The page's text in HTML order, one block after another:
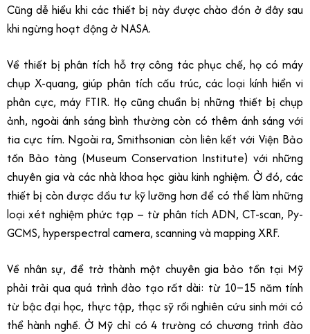
Cũng dễ hiểu khi các thiết bị này được chào đón ở đây sau
khi ngừng hoạt động ở NASA.
Về thiết bị phân tích hỗ trợ công tác phục chế, họ có máy
chụp X-quang, giúp phân tích cấu trúc, các loại kính hiển vi
phân cực, máy FTIR. Họ cũng chuẩn bị những thiết bị chụp
ảnh, ngoài ánh sáng bình thường còn có thêm ánh sáng với
tia cực tím. Ngoài ra, Smithsonian còn liên kết với Viện Bảo
tồn Bảo tàng (Museum Conservation Institute) với những
chuyên gia và các nhà khoa học giàu kinh nghiệm. Ở đó, các
thiết bị còn được đầu tư kỹ lưỡng hơn để có thể làm những
loại xét nghiệm phức tạp – từ phân tích ADN, CT-scan, Py-
GCMS, hyperspectral camera, scanning và mapping XRF.
Về nhân sự, để trở thành một chuyên gia bảo tồn tại Mỹ
phải trải qua quá trình đào tạo rất dài: từ 10–15 năm tính
từ bậc đại học, thực tập, thạc sỹ rồi nghiên cứu sinh mới có
thể hành nghề. Ở Mỹ chỉ có 4 trường có chương trình đào